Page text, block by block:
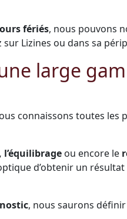
fériés, nous pouvons
Lizines ou dans sa
large
connaissons toutes les
ou encore le
d’obtenir un
, nous saurons